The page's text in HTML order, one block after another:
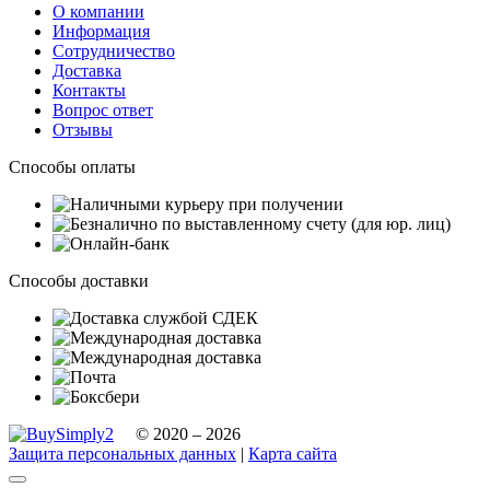
О компании
Информация
Сотрудничество
Доставка
Контакты
Вопрос ответ
Отзывы
Способы оплаты
Способы доставки
© 2020 – 2026
Защита персональных данных | Карта сайта